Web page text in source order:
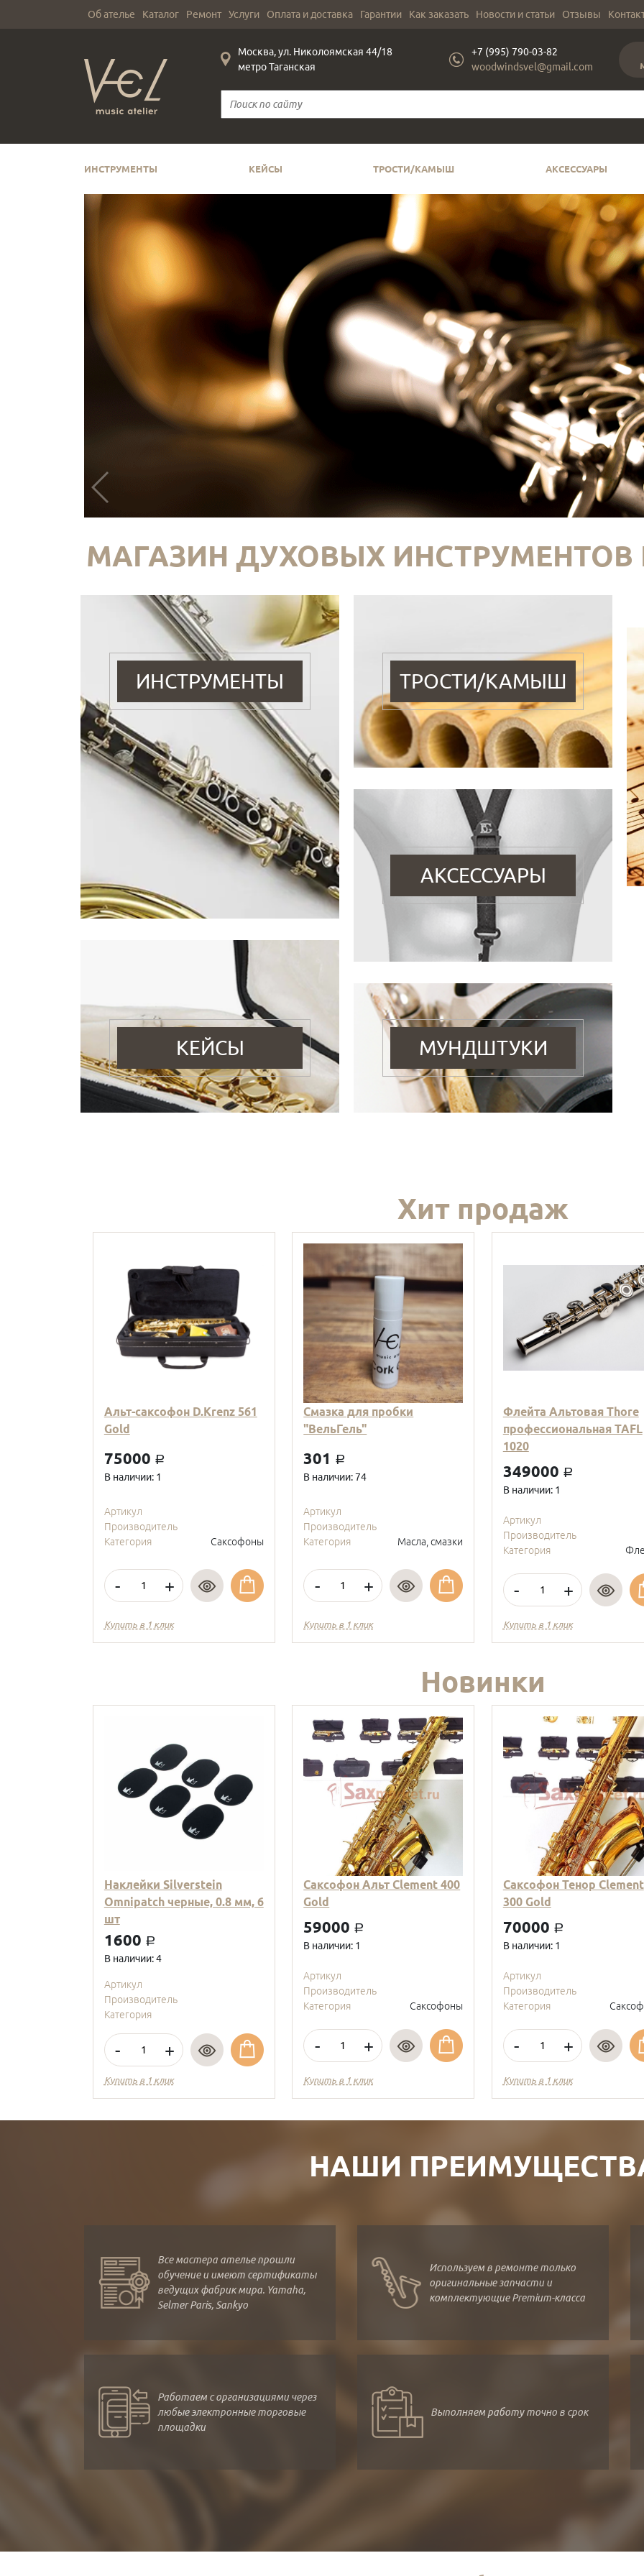
Об ателье Каталог Ремонт Услуги Оплата и доставка Гарантии Как заказать Новости и статьи Отзывы
Москва, ул. Николоямская 44/18
метро Таганская
+7 (995) 790-03-82
woodwindsvel@gmail.com
ИНСТРУМЕНТЫ КЕЙСЫ ТРОСТИ/КАМЫШ АКСЕССУАРЫ
МАГАЗИН ДУХОВЫХ ИНСТРУМЕНТОВ
ИНСТРУМЕНТЫ
КЕЙСЫ
ТРОСТИ/КАМЫШ
АКСЕССУАРЫ
МУНДШТУКИ
Хит продаж
Альт-саксофон D.Krenz 561
Gold
75000 a
В наличии: 1
Артикул
Производитель
Категория
Саксофоны
- +
Купить в 1 клик
Смазка для пробки
"ВельГель"
301 a
В наличии: 74
Артикул
Производитель
Категория
Масла, смазки
- +
Купить в 1 клик
Флейта Альтовая Thore
профессиональная TAFL
1020
349000 a
В наличии: 1
Артикул
Производитель
Категория
- +
Купить в 1 клик
Новинки
Наклейки Silverstein
Omnipatch черные, 0.8 мм, 6
шт
1600 a
В наличии: 4
Артикул
Производитель
Категория
- +
Купить в 1 клик
Саксофон Альт Clement 400
Gold
59000 a
В наличии: 1
Артикул
Производитель
Категория
Саксофоны
- +
Купить в 1 клик
Саксофон Тенор Clement
300 Gold
70000 a
В наличии: 1
Артикул
Производитель
Категория
- +
Купить в 1 клик
НАШИ
Все мастера ателье прошли
обучение и имеют сертификаты
ведущих фабрик мира. Yamaha,
Selmer Paris, Sankyo
Используем в ремонте только
оригинальные запчасти и
комплектующие Premium-класса
Работаем с организациями через
любые электронные торговые
площадки
Выполняем работу точно в срок